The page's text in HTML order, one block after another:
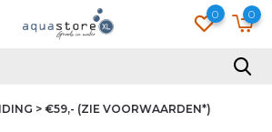
0 0
KLANTEN GINGEN JE VOOR